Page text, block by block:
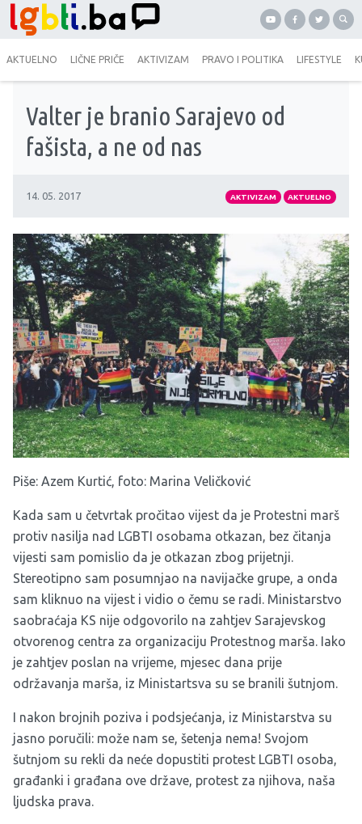
AKTUELNO LIČNE PRIČE AKTIVIZAM PRAVO I POLITIKA LIFESTYLE
Valter je branio Sarajevo od
fašista, a ne od nas
14. 05. 2017 AKTIVIZAM AKTUELNO
Piše: Azem Kurtić, foto: Marina Veličković
Kada sam u četvrtak pročitao vijest da je Protestni marš
protiv nasilja nad LGBTI osobama otkazan, bez čitanja
vijesti sam pomislio da je otkazan zbog prijetnji.
Stereotipno sam posumnjao na navijačke grupe, a onda
sam kliknuo na vijest i vidio o čemu se radi. Ministarstvo
saobraćaja KS nije odgovorilo na zahtjev Sarajevskog
otvorenog centra za organizaciju Protestnog marša. Iako
je zahtjev poslan na vrijeme, mjesec dana prije
održavanja marša, iz Ministartsva su se branili šutnjom.
I nakon brojnih poziva i podsjećanja, iz Ministarstva su
jasno poručili: može nam se, šetenja nema! Svojom
šutnjom su rekli da neće dopustiti protest LGBTI osoba,
građanki i građana ove države, protest za njihova, naša
ljudska prava.